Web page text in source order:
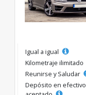
Igual a igual
Kilometraje ilimitado
Reunirse y Saludar
Depósito en efectivo